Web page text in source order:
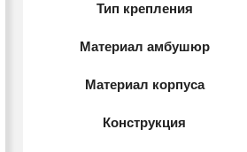
Тип крепления
Материал амбушюр
Материал корпуса
Конструкция